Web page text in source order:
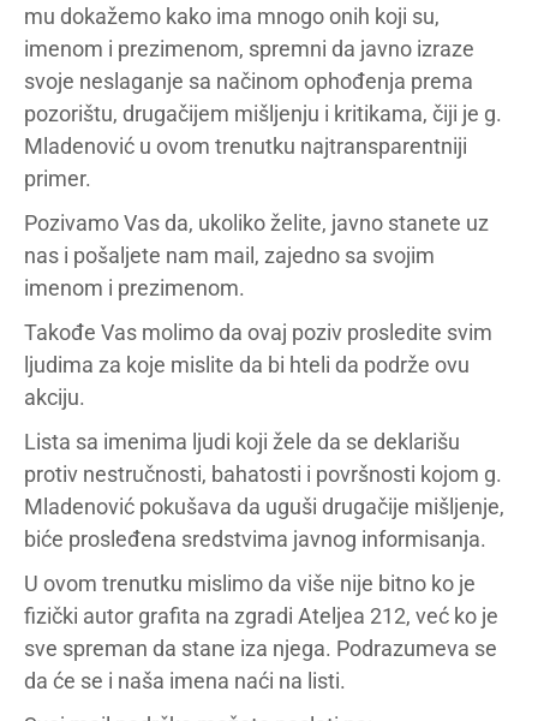
mu dokažemo kako ima mnogo onih koji su,
imenom i prezimenom, spremni da javno izraze
svoje neslaganje sa načinom ophođenja prema
pozorištu, drugačijem mišljenju i kritikama, čiji je g.
Mladenović u ovom trenutku najtransparentniji
primer.
Pozivamo Vas da, ukoliko želite, javno stanete uz
nas i pošaljete nam mail, zajedno sa svojim
imenom i prezimenom.
Takođe Vas molimo da ovaj poziv prosledite svim
ljudima za koje mislite da bi hteli da podrže ovu
akciju.
Lista sa imenima ljudi koji žele da se deklarišu
protiv nestručnosti, bahatosti i površnosti kojom g.
Mladenović pokušava da uguši drugačije mišljenje,
biće prosleđena sredstvima javnog informisanja.
U ovom trenutku mislimo da više nije bitno ko je
fizički autor grafita na zgradi Ateljea 212, već ko je
sve spreman da stane iza njega. Podrazumeva se
da će se i naša imena naći na listi.